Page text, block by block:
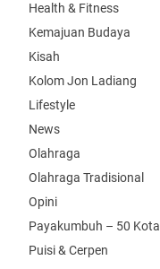
Health & Fitness
Kemajuan Budaya
Kisah
Kolom Jon Ladiang
Lifestyle
News
Olahraga
Olahraga Tradisional
Opini
Payakumbuh – 50 Kota
Puisi & Cerpen